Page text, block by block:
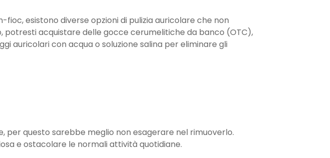
esistono diverse opzioni di pulizia auricolare che non
potresti acquistare delle gocce cerumelitiche da banco (OTC),
auricolari con acqua o soluzione salina per eliminare gli
per questo sarebbe meglio non esagerare nel rimuoverlo.
e ostacolare le normali attività quotidiane.